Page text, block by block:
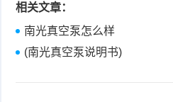
相关文章：
南光真空泵怎么样
(南光真空泵说明书)